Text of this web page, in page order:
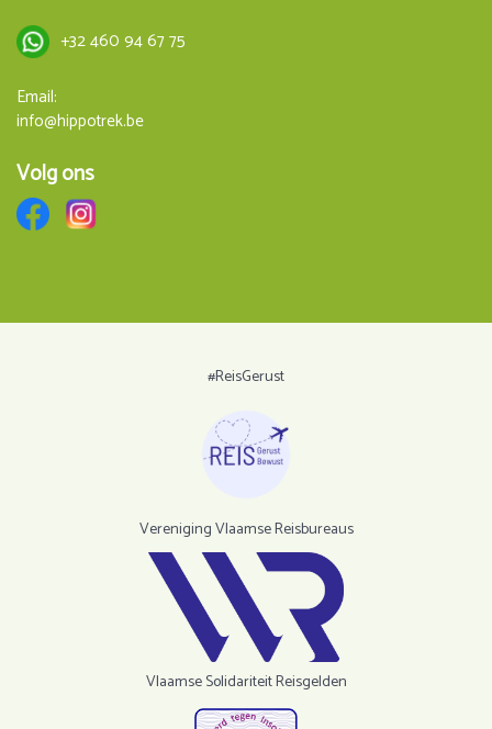
+32 460 94 67 75
Email:
info@hippotrek.be
Volg ons
#ReisGerust
Vereniging Vlaamse Reisbureaus
Vlaamse Solidariteit Reisgelden